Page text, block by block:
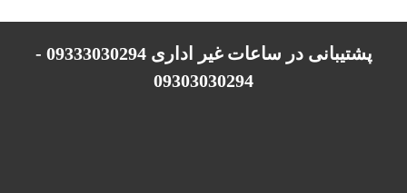
پشتیبانی در ساعات غیر اداری 09333030294 -
09303030294